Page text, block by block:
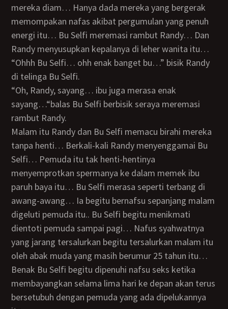
mereka diam… Hanya dada mereka yang bergerak
memompakan nafas akibat pergumulan yang penuh
energi itu… Bu Selfi meremasi rambut Randy… Dan
Randy menyusupkan kepalanya di leher wanita itu…
“Ohhh Bu Selfi… ohh enak banget bu…” bisik Randy
di telinga Bu Selfi.
“Oh, Randy, sayang… ibu juga merasa enak
sayang…“balas Bu Selfi berbisik seraya meremasi
rambut Randy.
Malam itu Randy dan Bu Selfi memacu birahi mereka
tanpa henti… Berkali-kali Randy menyenggamai Bu
Selfi… Pemuda itu tak henti-hentinya
menyemprotkan spermanya ke dalam memek ibu
paruh baya itu… Bu Selfi merasa seperti terbang di
awang-awang… Ia begitu bernafsu sepanjang malam
digeluti pemuda itu.. Bu Selfi begitu menikmati
dientoti pemuda sampai pagi… Nafus syahwatnya
yang jarang tersalurkan begitu tersalurkan malam itu
oleh abak muda yang masih berumur 25 tahun itu…
Benak Bu Selfi begitu dipenuhi nafsu seks ketika
membayangkan selama lima hari ke depan akan terus
bersetubuh dengan pemuda yang ada dipelukannya